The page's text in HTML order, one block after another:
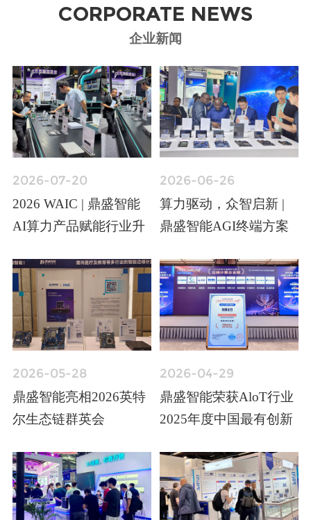
CORPORATE NEWS
企业新闻
2026-07-20
2026 WAIC | 鼎盛智能
AI算力产品赋能行业升
2026-06-26
算力驱动，众智启新 |
鼎盛智能AGI终端方案
2026-05-28
鼎盛智能亮相2026英特
尔生态链群英会
2026-04-29
鼎盛智能荣获AloT行业
2025年度中国最有创新